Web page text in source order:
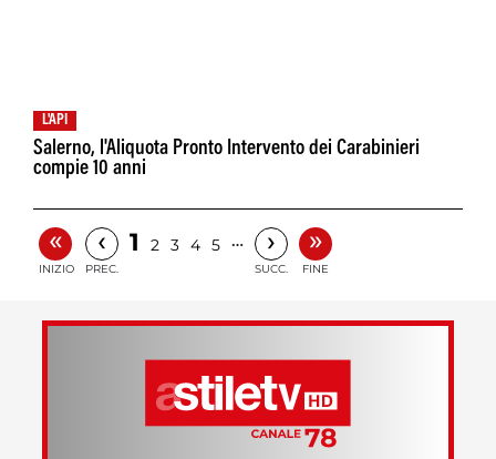
L'API
Salerno, l'Aliquota Pronto Intervento dei Carabinieri
compie 10 anni
«
INIZIO
‹
PREC.
1 2 3 4 5 … ›
SUCC.
»
FINE